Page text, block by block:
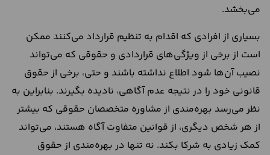
می‌بخشد.
بسیاری از افرادی که اقدام به تنظیم قرارداد می‌کنند ممکن
است از برخی از ویژگی‌های قراردادی و حقوقی که می‌تواند
نصیب آن‌ها شود اطلاع نداشته باشند و حتی، برخی از حقوق
قانونی خود را در نتیجه عدم آگاهی، نادیده بگیرند. بنابراین به
نظر می‌رسد بهره‌مندی از مشاوره متخصصان حقوقی که بیشتر
از هر شخص دیگری، از قوانین متفاوت آگاه هستند، می‌تواند
کمک زیادی به شرکا بکند. نه تنها در بهره‌مندی از حقوق